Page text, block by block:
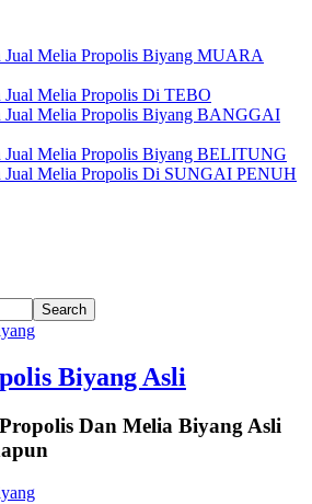
Jual Melia Propolis Biyang MUARA
Jual Melia Propolis Di TEBO
Jual Melia Propolis Biyang BANGGAI
Jual Melia Propolis Biyang BELITUNG
Jual Melia Propolis Di SUNGAI PENUH
Biyang Asli
Dan Melia Biyang Asli